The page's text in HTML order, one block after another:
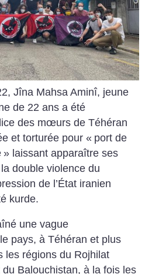
Jîna Mahsa Aminî, jeune
de 22 ans a été
des mœurs de Téhéran
et torturée pour « port de
» laissant apparaître ses
double violence du
de l’État iranien
kurde.
une vague
pays, à Téhéran et plus
les régions du Rojhilat
Balouchistan, à la fois les